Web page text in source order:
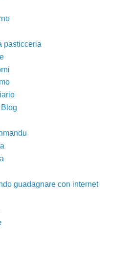
pasticceria
guadagnare con internet